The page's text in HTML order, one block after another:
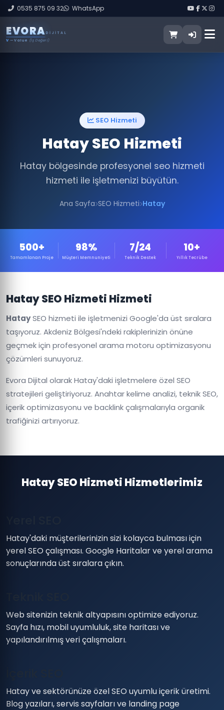
0535 875 09 32 WhatsApp
EVORA DIJITAL
V — Value (İş Değeri)
SEO Hizmeti
Hatay SEO Hizmeti
Hatay bölgesinde profesyonel seo hizmeti
hizmeti ile işletmenizi büyütün.
Ana Sayfa SEO Hizmeti Hatay
500+
Tamamlanan Proje
98%
Müşteri Memnuniyeti
7/24
Teknik Destek
10+
Yıllık Tecrübe
Hatay SEO Hizmeti Hizmeti
HataySEO hizmeti ile işletmenizi Google'da üst sıralara
taşıyoruz. Akdeniz Bölgesi'ndeki rakiplerinizin önüne
geçmek için profesyonel arama motoru optimizasyonu
çözümleri sunuyoruz.
Evora Dijital olarak Hatay'daki işletmelere özel SEO
stratejileri geliştiriyoruz. Anahtar kelime analizi, teknik SEO,
içerik optimizasyonu ve backlink çalışmalarıyla organik
trafiğinizi artırıyoruz.
Hatay SEO Hizmeti Hizmetlerimiz
Hatay'daki müşterilerinizin sizi kolayca bulması için
yerel SEO çalışması. Google Haritalar ve yerel arama
sonuçlarında üst sıralara çıkın.
Web sitenizin teknik altyapısını optimize ediyoruz.
Sayfa hızı, mobil uyumluluk, site haritası ve
yapılandırılmış veri çalışmaları.
Hatay ve sektörünüze özel SEO uyumlu içerik üretimi.
Blog yazıları, servis sayfaları ve landing page